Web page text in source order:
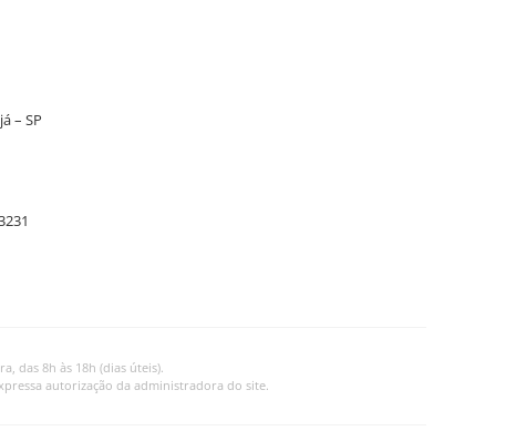
– SP
das 8h às 18h (dias úteis).
autorização da administradora do site.